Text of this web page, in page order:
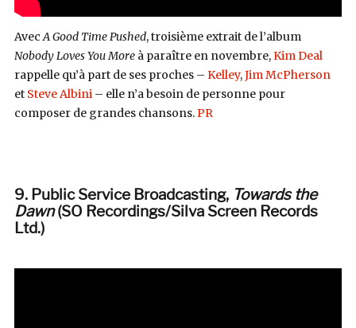
AvecA Good Time Pushed, troisième extrait de l’album
Nobody Loves You Moreà paraître en novembre,Kim Deal
rappelle qu’à part de ses proches – Kelley,Jim McPherson
et Steve Albini– elle n’a besoin de personne pour
composer de grandes chansons.PR
9. Public Service Broadcasting, Towards the
Dawn(SO Recordings/Silva Screen Records
Ltd.)